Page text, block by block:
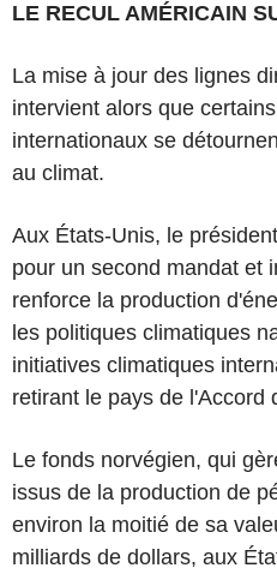
LE RECUL AMÉRICAIN
La mise à jour des lignes
intervient alors que
internationaux se
au climat.
Aux États-Unis, le
pour un second mandat et
renforce la production
les politiques climatiques
initiatives climatiques
retirant le pays de l'Accord
Le fonds norvégien, qui
issus de la production de
environ la moitié de sa
milliards de dollars, aux